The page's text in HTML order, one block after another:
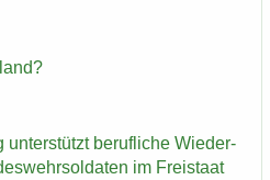
un­ter­stützt be­ruf­li­che Wie­der­
im Frei­staat